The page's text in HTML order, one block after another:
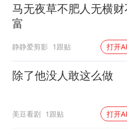
马无夜草不肥人无横财
富
静静爱剪影 1跟贴 打开
除了他没人敢这么做
美豆看剧 1跟贴 打开